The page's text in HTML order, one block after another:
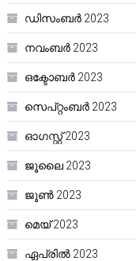
ഡിസംബർ 2023
നവംബർ 2023
ഒക്ടോബർ 2023
സെപ്റ്റംബർ 2023
ഓഗസ്റ്റ്‌ 2023
ജൂലൈ 2023
ജൂൺ 2023
മെയ്‌ 2023
ഏപ്രിൽ 2023